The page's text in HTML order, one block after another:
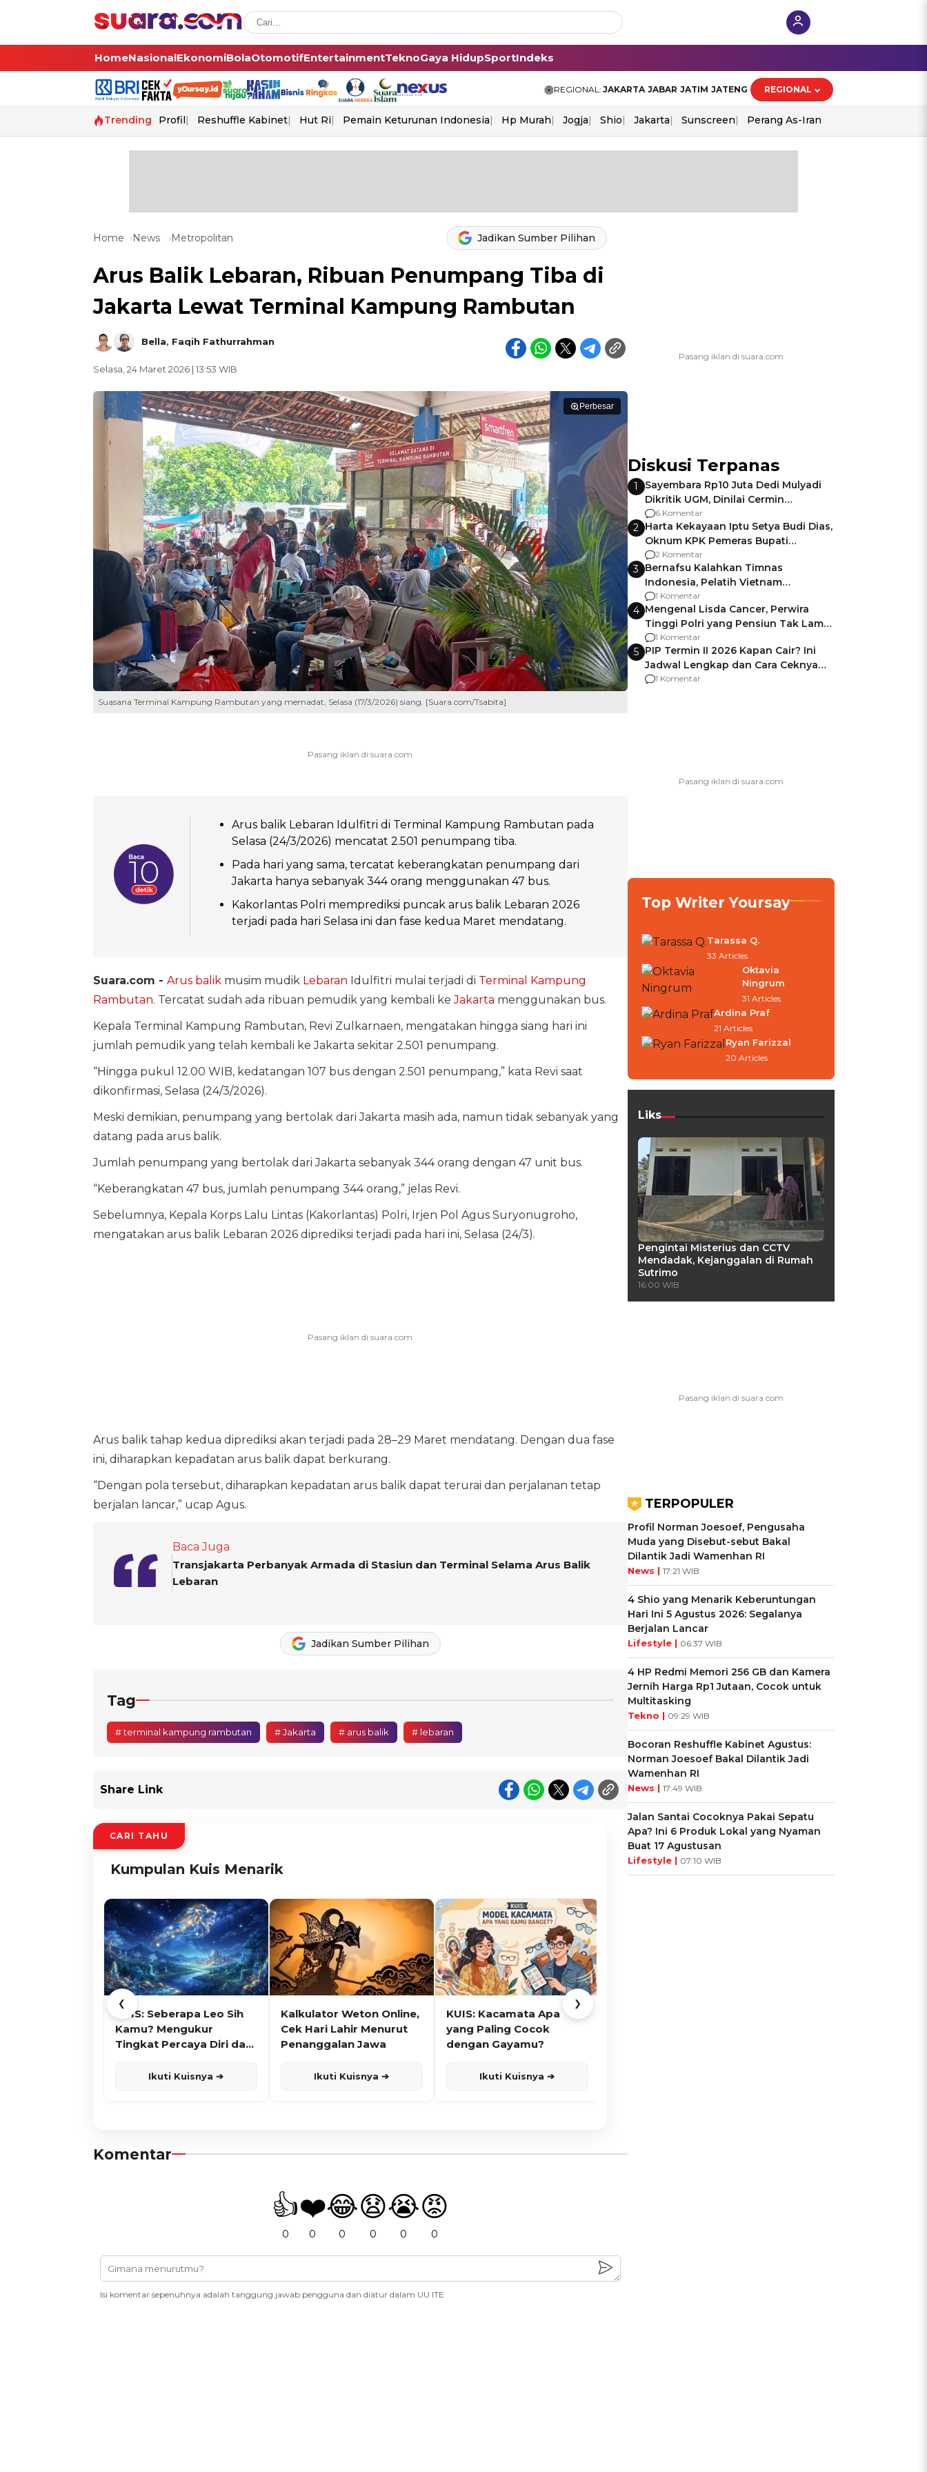
HomeNasionalEkonomiBolaOtomotifEntertainmentTeknoGaya HidupSportIndeks
REGIONAL: JAKARTA JABAR JATIM JATENG REGIONAL
Trending Profil Reshuffle Kabinet Hut Ri Pemain Keturunan Indonesia Hp Murah Jogja Shio Jakarta Sunscreen Perang As-Iran
Home News Metropolitan Jadikan Sumber Pilihan
Arus Balik Lebaran, Ribuan Penumpang Tiba di
Jakarta Lewat Terminal Kampung Rambutan
Bella, Faqih Fathurrahman
Selasa, 24 Maret 2026 | 13:53 WIB
Perbesar
Suasana Terminal Kampung Rambutan yang memadat, Selasa (17/3/2026) siang. [Suara.com/Tsabita]
Arus balik Lebaran Idulfitri di Terminal Kampung Rambutan pada
Selasa (24/3/2026) mencatat 2.501 penumpang tiba.
Pada hari yang sama, tercatat keberangkatan penumpang dari
Jakarta hanya sebanyak 344 orang menggunakan 47 bus.
Kakorlantas Polri memprediksi puncak arus balik Lebaran 2026
terjadi pada hari Selasa ini dan fase kedua Maret mendatang.
Suara.com - Arus balik musim mudik Lebaran Idulfitri mulai terjadi di Terminal Kampung
Rambutan. Tercatat sudah ada ribuan pemudik yang kembali keJakarta menggunakan bus.
Kepala Terminal Kampung Rambutan, Revi Zulkarnaen, mengatakan hingga siang hari ini
jumlah pemudik yang telah kembali ke Jakarta sekitar 2.501 penumpang.
“Hingga pukul 12.00 WIB, kedatangan 107 bus dengan 2.501 penumpang,” kata Revi saat
dikonfirmasi, Selasa (24/3/2026).
Meski demikian, penumpang yang bertolak dari Jakarta masih ada, namun tidak sebanyak yang
datang pada arus balik.
Jumlah penumpang yang bertolak dari Jakarta sebanyak 344 orang dengan 47 unit bus.
“Keberangkatan 47 bus, jumlah penumpang 344 orang,” jelas Revi.
Sebelumnya, Kepala Korps Lalu Lintas (Kakorlantas) Polri, Irjen Pol Agus Suryonugroho,
mengatakan arus balik Lebaran 2026 diprediksi terjadi pada hari ini, Selasa (24/3).
Arus balik tahap kedua diprediksi akan terjadi pada 28–29 Maret mendatang. Dengan dua fase
ini, diharapkan kepadatan arus balik dapat berkurang.
“Dengan pola tersebut, diharapkan kepadatan arus balik dapat terurai dan perjalanan tetap
berjalan lancar,” ucap Agus.
Baca Juga
Transjakarta Perbanyak Armada di Stasiun dan Terminal Selama Arus Balik
Lebaran
Jadikan Sumber Pilihan
Tag
# terminal kampung rambutan # Jakarta # arus balik # lebaran
Share Link
CARI TAHU
Kumpulan Kuis Menarik
❮
KUIS: Seberapa Leo Sih
Kamu? Mengukur
Tingkat Percaya Diri dan
Ikuti Kuisnya ➔
Kalkulator Weton Online,
Cek Hari Lahir Menurut
Penanggalan Jawa
Ikuti Kuisnya ➔
KUIS: Kacamata Apa
yang Paling Cocok
dengan Gayamu?
Ikuti Kuisnya ➔
❯
Komentar
👍
0
❤️
0
😂
0
😧
0
😭
0
😡
0
Isi komentar sepenuhnya adalah tanggung jawab pengguna dan diatur dalam UU ITE
Diskusi Terpanas
1
Sayembara Rp10 Juta Dedi Mulyadi
Dikritik UGM, Dinilai Cermin
Gagalnya Negara Jamin Keamanan
6 Komentar
2 Harta Kekayaan Iptu Setya Budi Dias,
Oknum KPK Pemeras Bupati
Pemalang
2 Komentar
3 Bernafsu Kalahkan Timnas
Indonesia, Pelatih Vietnam
Berencana Pakai Jimat di Pakansari
1 Komentar
4 Mengenal Lisda Cancer, Perwira
Tinggi Polri yang Pensiun Tak Lama
Usai Jadi Brigjen
1 Komentar
5 PIP Termin II 2026 Kapan Cair? Ini
Jadwal Lengkap dan Cara Ceknya
agar Dana Tidak Hangus!
1 Komentar
Top Writer Yoursay
Tarassa Q.
33 Articles
Oktavia
Ningrum
31 Articles
Ardina Praf
21 Articles
Ryan Farizzal
20 Articles
Liks
Pengintai Misterius dan CCTV
Mendadak, Kejanggalan di Rumah
Sutrimo
16:00 WIB
TERPOPULER
Profil Norman Joesoef, Pengusaha
Muda yang Disebut-sebut Bakal
Dilantik Jadi Wamenhan RI
News | 17:21 WIB
4 Shio yang Menarik Keberuntungan
Hari Ini 5 Agustus 2026: Segalanya
Berjalan Lancar
Lifestyle | 06:37 WIB
4 HP Redmi Memori 256 GB dan Kamera
Jernih Harga Rp1 Jutaan, Cocok untuk
Multitasking
Tekno | 09:29 WIB
Bocoran Reshuffle Kabinet Agustus:
Norman Joesoef Bakal Dilantik Jadi
Wamenhan RI
News | 17:49 WIB
Jalan Santai Cocoknya Pakai Sepatu
Apa? Ini 6 Produk Lokal yang Nyaman
Buat 17 Agustusan
Lifestyle | 07:10 WIB